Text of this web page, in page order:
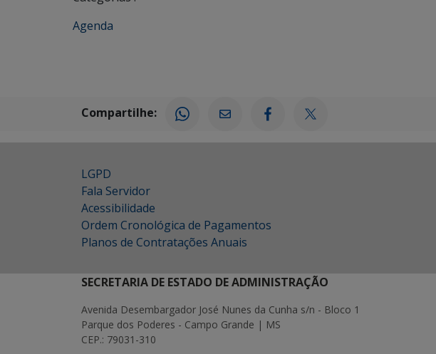
Agenda
Compartilhe:
LGPD
Fala Servidor
Acessibilidade
Ordem Cronológica de Pagamentos
Planos de Contratações Anuais
SECRETARIA DE ESTADO DE ADMINISTRAÇÃO
Avenida Desembargador José Nunes da Cunha s/n - Bloco 1
Parque dos Poderes - Campo Grande | MS
CEP.: 79031-310